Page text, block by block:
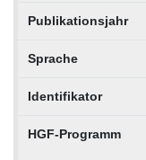
Publikationsjahr
Sprache
Identifikator
HGF-Programm